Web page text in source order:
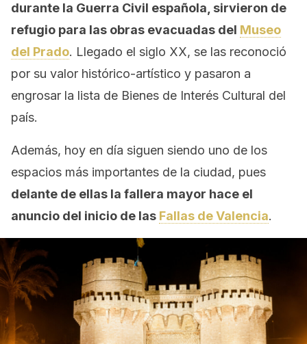
durante la Guerra Civil española, sirvieron de
refugio para las obras evacuadas del Museo
del Prado. Llegado el siglo XX, se las reconoció
por su valor histórico-artístico y pasaron a
engrosar la lista de Bienes de Interés Cultural del
país.
Además, hoy en día siguen siendo uno de los
espacios más importantes de la ciudad, pues
delante de ellas la fallera mayor hace el
anuncio del inicio de las Fallas de Valencia.